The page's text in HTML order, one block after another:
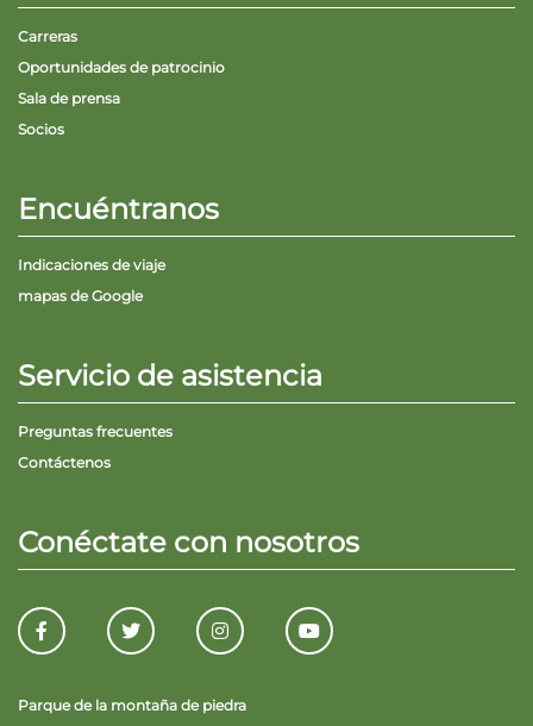
Carreras
Oportunidades de patrocinio
Sala de prensa
Socios
Encuéntranos
Indicaciones de viaje
mapas de Google
Servicio de asistencia
Preguntas frecuentes
Contáctenos
Conéctate con nosotros
Parque de la montaña de piedra